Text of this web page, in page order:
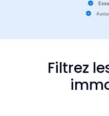
Filtrez